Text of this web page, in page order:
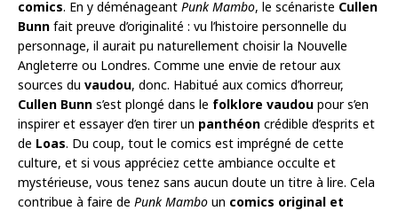
comics. En y déménageant Punk Mambo, le scénariste Cullen
Bunn fait preuve d’originalité : vu l’histoire personnelle du
personnage, il aurait pu naturellement choisir la Nouvelle
Angleterre ou Londres. Comme une envie de retour aux
sources du vaudou, donc. Habitué aux comics d’horreur,
Cullen Bunn s’est plongé dans le folklore vaudou pour s’en
inspirer et essayer d’en tirer un panthéon crédible d’esprits et
de Loas. Du coup, tout le comics est imprégné de cette
culture, et si vous appréciez cette ambiance occulte et
mystérieuse, vous tenez sans aucun doute un titre à lire. Cela
contribue à faire de Punk Mambo un comics original et